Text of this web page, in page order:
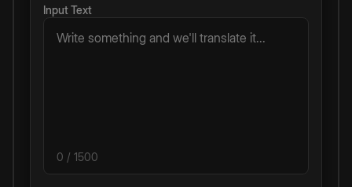
Input Text
0 / 1500